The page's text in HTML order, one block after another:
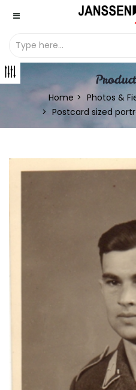
Home Photos &
Postcard sized